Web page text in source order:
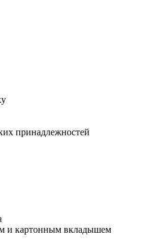
принадлежностей
и картонным вкладышем